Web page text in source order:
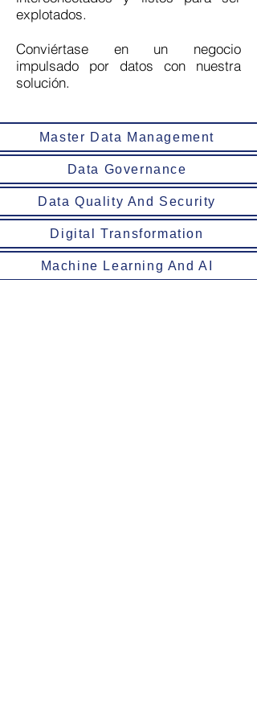
explotados.
Conviértase en un negocio
impulsado por datos con nuestra
solución.
Master Data Management
Data Governance
Data Quality And Security
Digital Transformation
Machine Learning And AI